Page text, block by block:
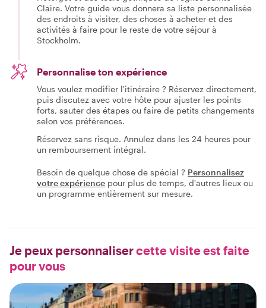
Claire. Votre guide vous donnera sa liste personnalisée
des endroits à visiter, des choses à acheter et des
activités à faire pour le reste de votre séjour à
Stockholm.
Personnalise ton expérience
Vous voulez modifier l'itinéraire ? Réservez directement,
puis discutez avec votre hôte pour ajuster les points
forts, sauter des étapes ou faire de petits changements
selon vos préférences.
Réservez sans risque. Annulez dans les 24 heures pour
un remboursement intégral.
Besoin de quelque chose de spécial ? Personnalisez
votre expérience pour plus de temps, d'autres lieux ou
un programme entièrement sur mesure.
Je peux personnalisercette visite est faite
pour vous